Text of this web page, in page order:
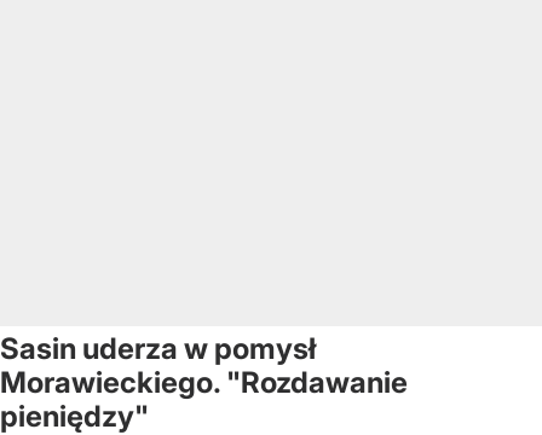
Sasin uderza w pomysł
Morawieckiego. "Rozdawanie
pieniędzy"